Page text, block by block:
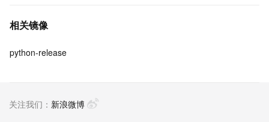
相关镜像
python-release
关注我们： 新浪微博